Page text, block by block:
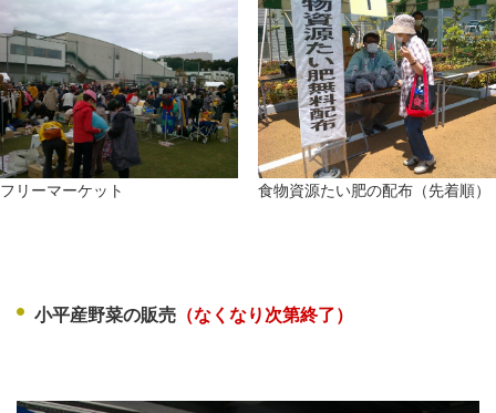
フリーマーケット 食物資源たい肥の配布（先着順）
小平産野菜の販売 （なくなり次第終了）